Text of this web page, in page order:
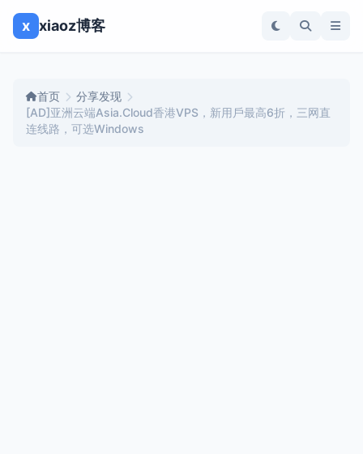
x xiaoz博客
首页
分享发现
[AD]亚洲云端Asia.Cloud香港VPS，新用戶最高6折，三网直
连线路，可选Windows